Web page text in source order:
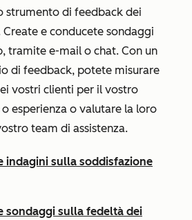
strumento di feedback dei
e conducete sondaggi
tramite e-mail o chat. Con un
di feedback, potete misurare
vostri clienti per il vostro
esperienza o valutare la loro
team di assistenza.
indagini sulla soddisfazione
sondaggi sulla fedeltà dei